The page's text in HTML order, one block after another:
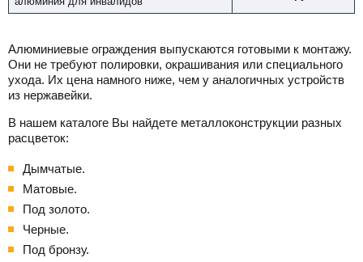
Алюминиевые ограждения выпускаются готовыми к монтажу.
Они не требуют полировки, окрашивания или специального
ухода. Их цена намного ниже, чем у аналогичных устройств
из нержавейки.
В нашем каталоге Вы найдете металлоконструкции разных
расцветок:
Дымчатые.
Матовые.
Под золото.
Черные.
Под бронзу.